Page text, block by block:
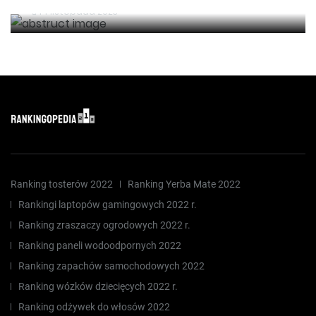
14 listopada 2023
Ranking tosterów 2022
Ranking Yerba Mate 2022
Rankingi laptopów gamingowych 2022 r.
Ranking zraszaczy ogrodowych 2022 r.
Ranking paneli wodoodpornych 2022
Ranking zapachów samochodowych 2022
Ranking wózków dziecięcych 2022 r.
Ranking odżywek do włosów 2022